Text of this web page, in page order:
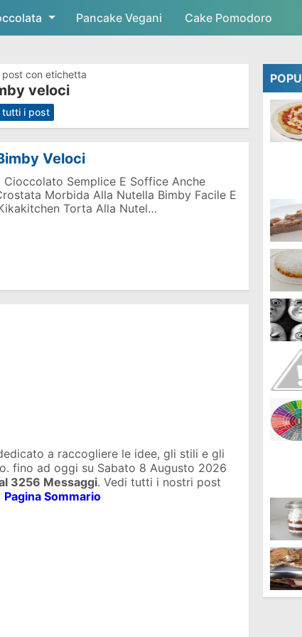
Skip to main content
Pancake Vegani Cake Pomodoro
post con etichetta
veloci
tutti i post
Veloci
Cioccolato Semplice E Soffice Anche
Morbida Alla Nutella Bimby Facile E
Torta Alla Nutel…
a raccogliere le idee, gli stili e gli
fino ad oggi su Sabato 8 Augusto 2026
3256 Messaggi. Vedi tutti i nostri post
Pagina Sommario